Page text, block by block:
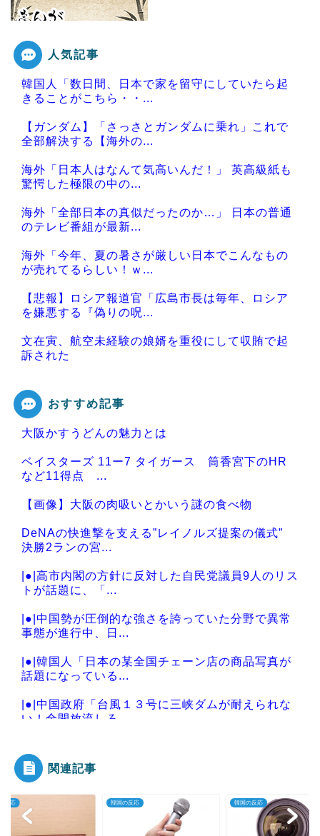
Powered by livedoor 相互RSS
人気記事
韓国人「数日間、日本で家を留守にしていたら起
きることがこちら・・...
【ガンダム】「さっさとガンダムに乗れ」これで
全部解決する【海外の...
海外「日本人はなんて気高いんだ！」 英高級紙も
驚愕した極限の中の...
海外「全部日本の真似だったのか…」 日本の普通
のテレビ番組が最新...
海外「今年、夏の暑さが厳しい日本でこんなもの
が売れてるらしい！ｗ...
【悲報】ロシア報道官「広島市長は毎年、ロシア
を嫌悪する『偽りの呪...
文在寅、航空未経験の娘婿を重役にして収賄で起
訴された
Powered by livedoor 相互RSS
おすすめ記事
大阪かすうどんの魅力とは
ベイスターズ 11ー7 タイガース 筒香宮下のHR
など11得点 ...
【画像】大阪の肉吸いとかいう謎の食べ物
DeNAの快進撃を支える”レイノルズ提案の儀式”
決勝2ランの宮...
|●|高市内閣の方針に反対した自民党議員9人のリス
トが話題に、「...
|●|中国勢が圧倒的な強さを誇っていた分野で異常
事態が進行中、日...
|●|韓国人「日本の某全国チェーン店の商品写真が
話題になっている...
|●|中国政府「台風１３号に三峡ダムが耐えられな
い！全開放流しろ...
Powered by livedoor 相互RSS
関連記事
韓国の反応 韓国の反応